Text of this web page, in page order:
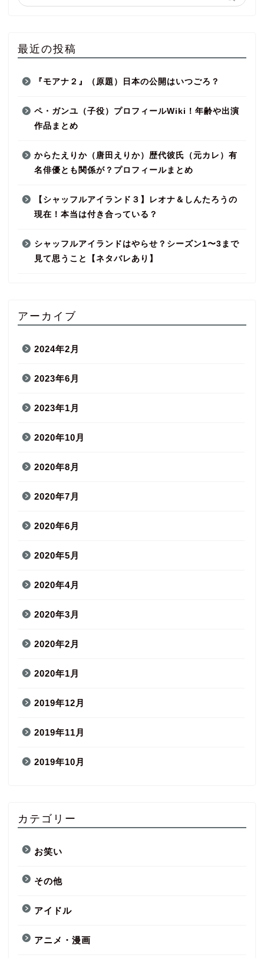
最近の投稿
『モアナ２』（原題）日本の公開はいつごろ？
ペ・ガンユ（子役）プロフィールWiki！年齢や出演
作品まとめ
からたえりか（唐田えりか）歴代彼氏（元カレ）有
名俳優とも関係が？プロフィールまとめ
【シャッフルアイランド３】レオナ＆しんたろうの
現在！本当は付き合っている？
シャッフルアイランドはやらせ？シーズン1〜3まで
見て思うこと【ネタバレあり】
アーカイブ
2024年2月
2023年6月
2023年1月
2020年10月
2020年8月
2020年7月
2020年6月
2020年5月
2020年4月
2020年3月
2020年2月
2020年1月
2019年12月
2019年11月
2019年10月
カテゴリー
お笑い
その他
アイドル
アニメ・漫画